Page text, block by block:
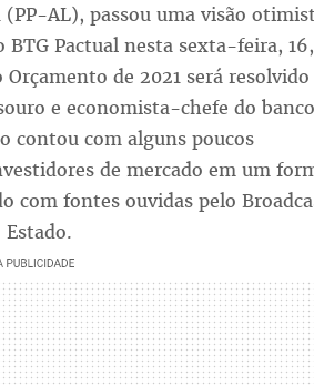
AL), passou uma visão
Pactual nesta sexta-feira, 16,
de 2021 será resolvido
e economista-chefe do
contou com alguns poucos
de mercado em um
com fontes ouvidas pelo